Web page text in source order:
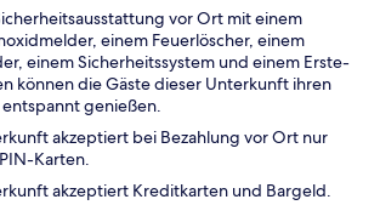
vor Ort mit einem
einem Feuerlöscher, einem
einem Sicherheitssystem und einem Erste-
können die Gäste dieser Unterkunft ihren
genießen.
akzeptiert bei Bezahlung vor Ort nur
Karten.
akzeptiert Kreditkarten und Bargeld.